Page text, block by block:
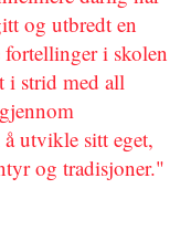
og utbredt en
i skolen
i strid med all
utvikle sitt eget,
og tradisjoner."